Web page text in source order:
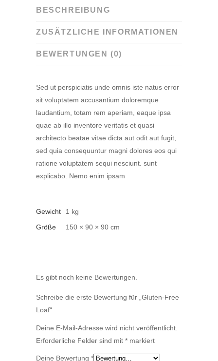
BESCHREIBUNG
ZUSÄTZLICHE INFORMATIONEN
BEWERTUNGEN (0)
Sed ut perspiciatis unde omnis iste natus error
sit voluptatem accusantium doloremque
laudantium, totam rem aperiam, eaque ipsa
quae ab illo inventore veritatis et quasi
architecto beatae vitae dicta aut odit aut fugit,
sed quia consequuntur magni dolores eos qui
ratione voluptatem sequi nesciunt. sunt
explicabo. Nemo enim ipsam
Gewicht
1 kg
Größe
150 × 90 × 90 cm
Es gibt noch keine Bewertungen.
Schreibe die erste Bewertung für „Gluten-Free
Loaf“
Deine E-Mail-Adresse wird nicht veröffentlicht.
Erforderliche Felder sind mit * markiert
Deine Bewertung *